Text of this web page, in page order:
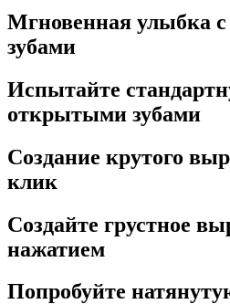
Мгновенная улыбка
зубами
Испытайте
открытыми зубами
Создание крутого
клик
Создайте грустное
нажатием
Попробуйте